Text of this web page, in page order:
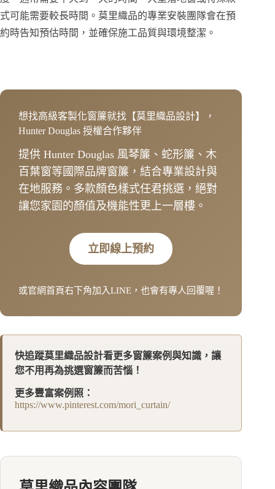
式可能需要較長時間。莫里織品的專業安裝團隊會在預
約時告知預估時間，並確保施工品質與環境整潔。
想找高級客製化窗簾就找【莫里織品設計】，
Hunter Douglas 授權合作夥伴
提供 Hunter Douglas 風琴簾、蛇形簾、木
百葉窗等國際品牌窗簾，結合專業設計與
在地服務。多款顏色樣式任君挑選，絕對
讓您家園的顏值及機能性更上一層樓。
立即線上預約
或官網首頁右下角加入LINE，也會有專人回覆喔！
快追蹤莫里織品設計看更多窗簾案例與知識，讓
您不用再為挑選窗簾而苦惱！
更多豐富案例照：
https://www.pinterest.com/mori_curtain/